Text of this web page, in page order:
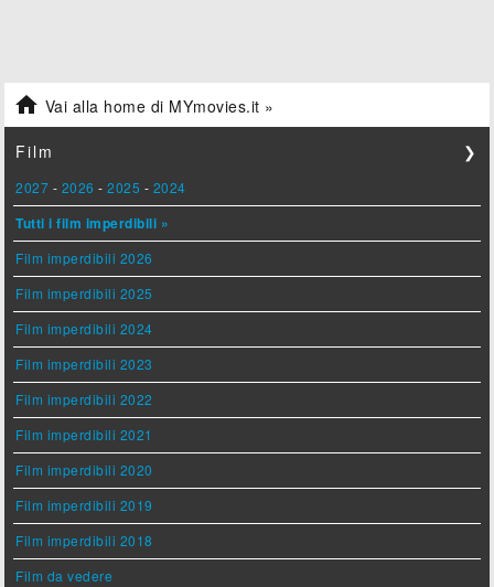
 Vai alla home di MYmovies.it »
Film ❯
2027 - 2026 -2025 - 2024
Tutti i film imperdibili »
Film imperdibili 2026
Film imperdibili 2025
Film imperdibili 2024
Film imperdibili 2023
Film imperdibili 2022
Film imperdibili 2021
Film imperdibili 2020
Film imperdibili 2019
Film imperdibili 2018
Film da vedere